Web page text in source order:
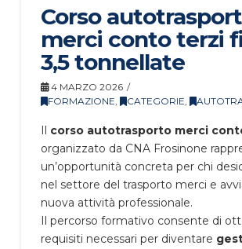
Corso
merci conto terzi
3,5 tonnellate
4 MARZO 2026
FORMAZIONE
CATEGORIE
Il corso autotrasporto merci
organizzato da CNA Frosinone
un’opportunità concreta per chi
nel settore del trasporto merci e
nuova attività professionale.
Il percorso formativo consente di
requisiti necessari per diventare